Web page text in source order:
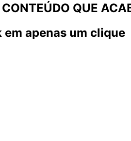
QUE
apenas um clique